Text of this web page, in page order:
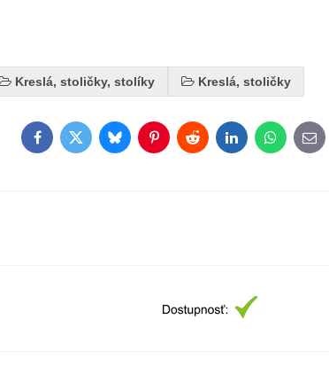
Kreslá, stoličky, stolíky Kreslá, stoličky
FacebookTwitterBlueskyPinterestRedditLinkedInWhatsApp
E-
mail